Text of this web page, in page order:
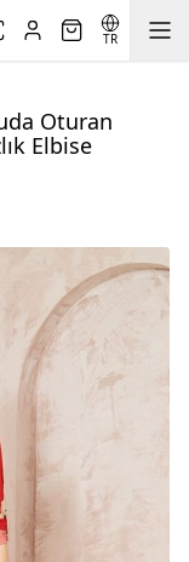
TR
Oturan
Elbise